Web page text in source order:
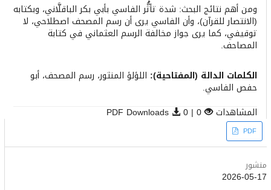
ومن أهم نتائج البحث: شدة تأثُّر الفاسي بأبي بكر الباقلَّاني، وبكتابه
(الانتصار للقرآن)، وأن الفاسي يرى أن رسم المصحف اصطلاحي، لا
توقيفي، كما يرى جواز مخالفة الرسم العثماني في كتابة
المصاحف.
الكلمات الدالة (المفتاحية): اللؤلؤ المنثور، رسم المصحف، أبو
حفص الفاسي.
المشاهدات 0 | PDF Downloads
0 Article
Sidebar
PDF
منشور
2026-05-17